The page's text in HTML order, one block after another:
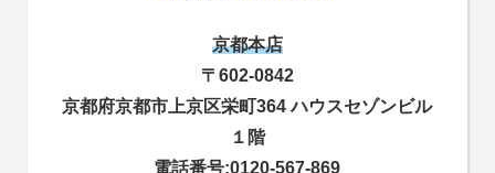
京都本店
〒602-0842
京都府京都市上京区栄町364 ハウスセゾンビル
１階
電話番号:0120-567-869